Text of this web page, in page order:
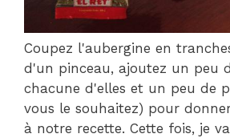
Coupez l'aubergine en
d'un pinceau, ajoutez un peu
chacune d'elles et un peu de
vous le souhaitez) pour
à notre recette. Cette fois, je